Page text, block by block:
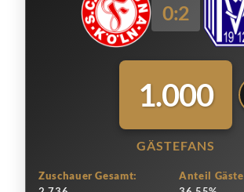
0:2
1.000
GÄSTEFANS
Zuschauer Gesamt:
Anteil